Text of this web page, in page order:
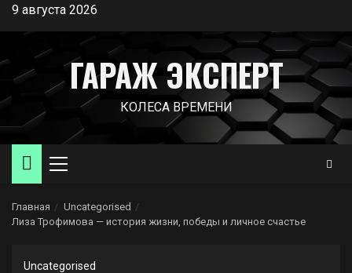
Перейти
содержимому
9 августа 2026
ГАРАЖ ЭКСПЕРТ
КОЛЕСА ВРЕМЕНИ
Основное
Главная
Uncategorised
Лиза Трофимова — история жизни, победы и личное счастье
Uncategorised